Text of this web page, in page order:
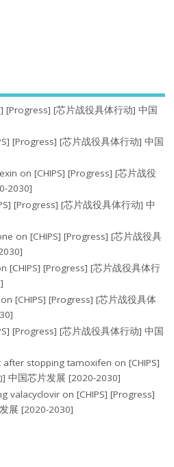
[Progress] [芯片战役具体行动] 中国
[Progress] [芯片战役具体行动] 中国
on[CHIPS] [Progress] [芯片战役
2030]
[Progress] [芯片战役具体行动] 中
on[CHIPS] [Progress] [芯片战役具
[CHIPS] [Progress] [芯片战役具体行
on[CHIPS] [Progress] [芯片战役具体
[Progress] [芯片战役具体行动] 中国
after stopping tamoxifen on[CHIPS]
中国芯片发展 [2020-2030]
valacyclovir on[CHIPS] [Progress]
展 [2020-2030]